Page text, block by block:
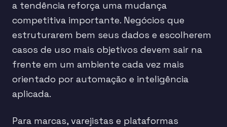
a tendência reforça uma mudança
competitiva importante. Negócios que
estruturarem bem seus dados e escolherem
casos de uso mais objetivos devem sair na
frente em um ambiente cada vez mais
orientado por automação e inteligência
aplicada.
Para marcas, varejistas e plataformas